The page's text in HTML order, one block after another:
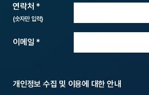
연락처 *
이메일 *
개인정보 수집 및 이용에 대한 안내